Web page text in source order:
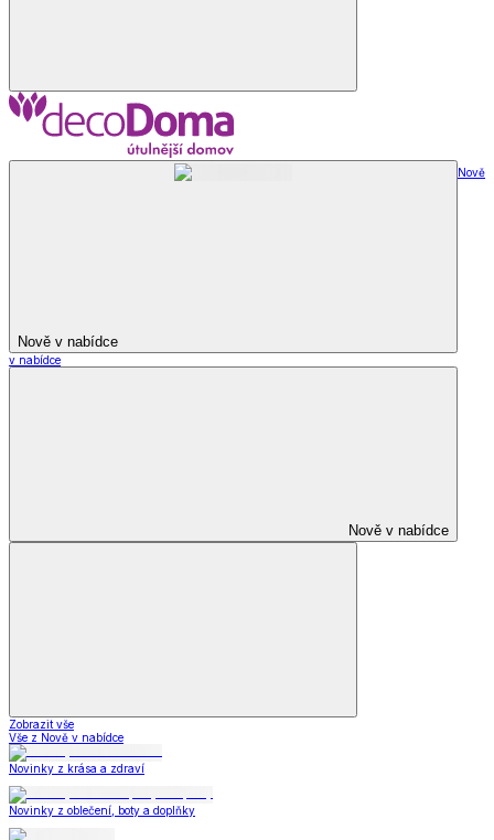
Nově v nabídce
Nově
v nabídce
Nově v nabídce
Zobrazit vše
Vše z Nově v nabídce
Novinky z krása a zdraví
Novinky z oblečení, boty a doplňky